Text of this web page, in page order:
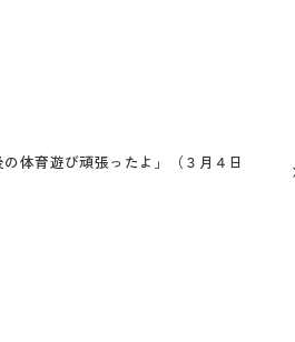
体育遊び頑張ったよ」（３月４日